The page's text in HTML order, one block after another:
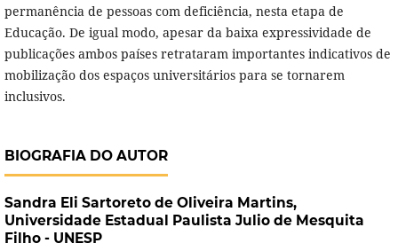
permanência de pessoas com deficiência, nesta etapa de
Educação. De igual modo, apesar da baixa expressividade de
publicações ambos países retrataram importantes indicativos de
mobilização dos espaços universitários para se tornarem
inclusivos.
BIOGRAFIA DO AUTOR
Sandra Eli Sartoreto de Oliveira Martins,
Universidade Estadual Paulista Julio de Mesquita
Filho - UNESP